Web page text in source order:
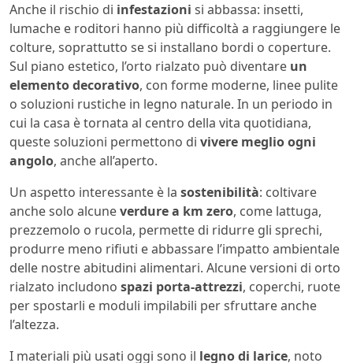
Anche il rischio di infestazioni si abbassa: insetti,
lumache e roditori hanno più difficoltà a raggiungere le
colture, soprattutto se si installano bordi o coperture.
Sul piano estetico, l’orto rialzato può diventare un
elemento decorativo, con forme moderne, linee pulite
o soluzioni rustiche in legno naturale. In un periodo in
cui la casa è tornata al centro della vita quotidiana,
queste soluzioni permettono di vivere meglio ogni
angolo, anche all’aperto.
Un aspetto interessante è la sostenibilità: coltivare
anche solo alcuneverdure a km zero, come lattuga,
prezzemolo o rucola, permette di ridurre gli sprechi,
produrre meno rifiuti e abbassare l’impatto ambientale
delle nostre abitudini alimentari. Alcune versioni di orto
rialzato includono spazi porta-attrezzi, coperchi, ruote
per spostarli e moduli impilabili per sfruttare anche
l’altezza.
I materiali più usati oggi sono il legno di larice, noto